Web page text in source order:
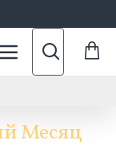
Месяц